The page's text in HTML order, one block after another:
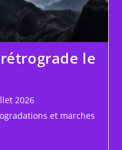
le
2026
et marches